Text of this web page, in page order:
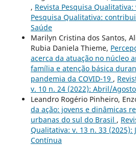
, Revista Pesquisa Qualitativa:
Pesquisa Qualitativa:
Saúde
Marilyn Cristina dos Santos,
Rubia Daniela Thieme,
acerca da atuação no núcleo
família e atenção básica
pandemia da COVID-19 ,
v. 10 n. 24 (2022): Abril/
Leandro Rogério Pinheiro,
da ação: jovens e dinâmicas
urbanas do sul do Brasil ,
Qualitativa: v. 13 n. 33
Contínua